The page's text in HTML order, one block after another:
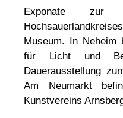
Exponate zur
Museum. In Neheim
für Licht und
Dauerausstellung
Am Neumarkt
Kunstvereins